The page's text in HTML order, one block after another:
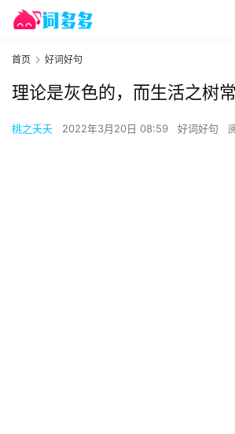
首页 好词好句
理论是灰色的，而生活之树
桃之夭夭 2022年3月20日 08:59 好词好句